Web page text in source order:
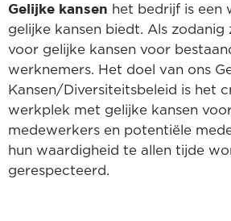
Gelijke kansen het bedrijf is een
gelijke kansen biedt. Als zodanig
voor gelijke kansen voor
werknemers. Het doel van ons
Kansen/Diversiteitsbeleid is het
werkplek met gelijke kansen
medewerkers en potentiële
hun waardigheid te allen tijde
gerespecteerd.